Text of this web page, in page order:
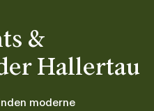
&
Hallertau
moderne